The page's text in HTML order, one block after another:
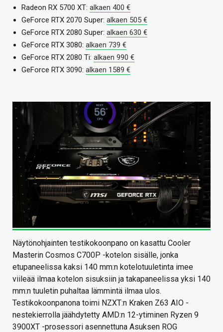
Radeon RX 5700 XT: alkaen 400 €
GeForce RTX 2070 Super: alkaen 505 €
GeForce RTX 2080 Super: alkaen 630 €
GeForce RTX 3080: alkaen 739 €
GeForce RTX 2080 Ti: alkaen 990 €
GeForce RTX 3090: alkaen 1589 €
Näytönohjainten testikokoonpano on kasattu Cooler
Masterin Cosmos C700P -kotelon sisälle, jonka
etupaneelissa kaksi 140 mm:n kotelotuuletinta imee
viileää ilmaa kotelon sisuksiin ja takapaneelissa yksi 140
mm:n tuuletin puhaltaa lämmintä ilmaa ulos.
Testikokoonpanona toimi NZXT:n Kraken Z63 AIO -
nestekierrolla jäähdytetty AMD:n 12-ytiminen Ryzen 9
3900XT -prosessori asennettuna Asuksen ROG